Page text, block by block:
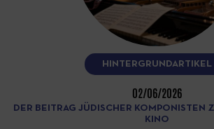
HINTERGRUNDARTIKEL
02/06/2026
DER BEITRAG JÜDISCHER KOMPONISTEN
KINO